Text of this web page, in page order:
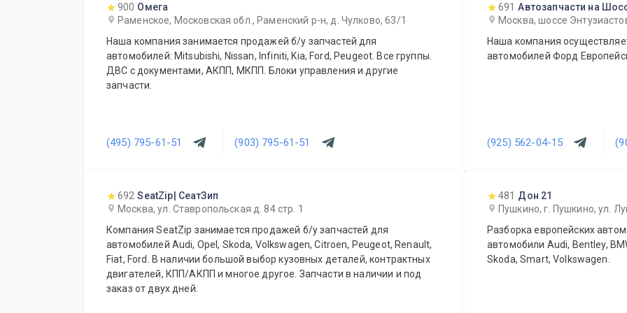
900 Омега
Раменское, Московская обл., Раменский р-н, д. Чулково, 63/1
Наша компания занимается продажей б/у запчастей для
автомобилей: Mitsubishi, Nissan, Infiniti, Kia, Ford, Peugeot. Все группы.
ДВС с документами, АКПП, МКПП. Блоки управления и другие
запчасти.
(495) 795-61-51 (903) 795-61-51
691 Автозапчасти на
Москва, шоссе
Наша компания
автомобилей Форд
(925) 562-04-15
692 SeatZip| СеатЗип
Москва, ул. Ставропольская д. 84 стр. 1
Компания SeatZip занимается продажей б/у запчастей для
автомобилей Audi, Opel, Skoda, Volkswagen, Citroen, Peugeot, Renault,
Fiat, Ford. В наличии большой выбор кузовных деталей, контрактных
двигателей, КПП/АКПП и многое другое. Запчасти в наличии и под
заказ от двух дней.
481 Дон 21
Пушкино, г. Пушкино, ул.
Разборка европейских
автомобили Audi, Bentley,
Skoda, Smart, Volkswagen.